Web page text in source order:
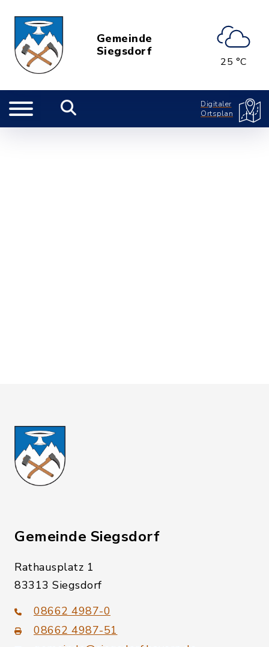
Gemeinde
Siegsdorf
25 °C
Digitaler
Ortsplan
Gemeinde Siegsdorf
Rathausplatz 1
83313 Siegsdorf
08662 4987-0
08662 4987-51